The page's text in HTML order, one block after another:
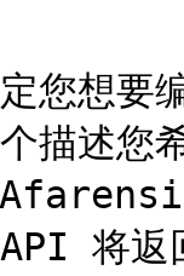
您想要
描述您
将